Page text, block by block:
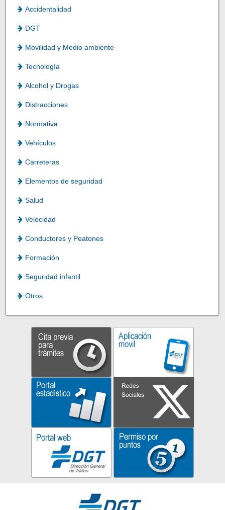
Accidentalidad
DGT
Movilidad y Medio ambiente
Tecnología
Alcohol y Drogas
Distracciones
Normativa
Vehículos
Carreteras
Elementos de seguridad
Salud
Velocidad
Conductores y Peatones
Formación
Seguridad infantil
Otros